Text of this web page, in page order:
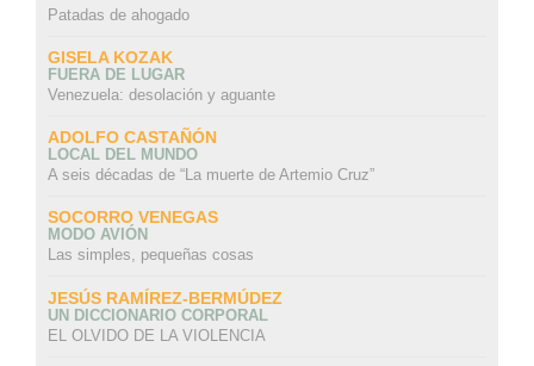
Patadas de ahogado
GISELA KOZAK
FUERA DE LUGAR
Venezuela: desolación y aguante
ADOLFO CASTAÑÓN
LOCAL DEL MUNDO
A seis décadas de “La muerte de Artemio Cruz”
SOCORRO VENEGAS
MODO AVIÓN
Las simples, pequeñas cosas
JESÚS RAMÍREZ-BERMÚDEZ
UN DICCIONARIO CORPORAL
EL OLVIDO DE LA VIOLENCIA